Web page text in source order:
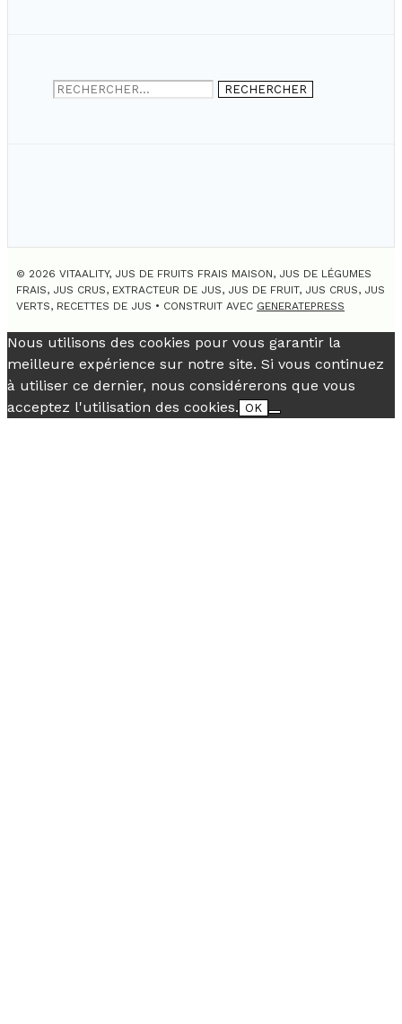
Rechercher :
© 2026 VITAALITY, JUS DE FRUITS FRAIS MAISON, JUS DE LÉGUMES
FRAIS, JUS CRUS, EXTRACTEUR DE JUS, JUS DE FRUIT, JUS CRUS, JUS
VERTS, RECETTES DE JUS • CONSTRUIT AVEC GENERATEPRESS
Nous utilisons des cookies pour vous garantir la
meilleure expérience sur notre site. Si vous continuez
à utiliser ce dernier, nous considérerons que vous
acceptez l'utilisation des cookies. OK